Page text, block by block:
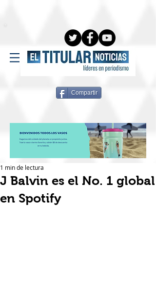
Compartir
J Balvin es el No. 1 global
en Spotify
1 min de lectura